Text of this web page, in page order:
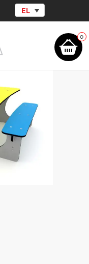
EL
0
/Τραπεζόπαγκος